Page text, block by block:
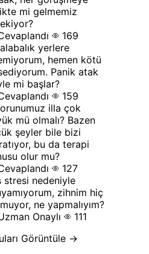
mi gelmemiz
169
yerlere
hemen kötü
Panik atak
mi başlar?
159
illa çok
mü olmalı? Bazen
şeyler bile bizi
bu da terapi
olur mu?
127
stresi nedeniyle
zihnim hiç
ne yapmalıyım?
Onaylı
111
Görüntüle →